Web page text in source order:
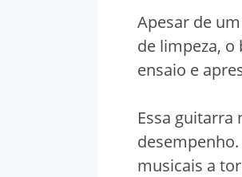
Apesar de
de limpeza, o
ensaio e
Essa
musicais a